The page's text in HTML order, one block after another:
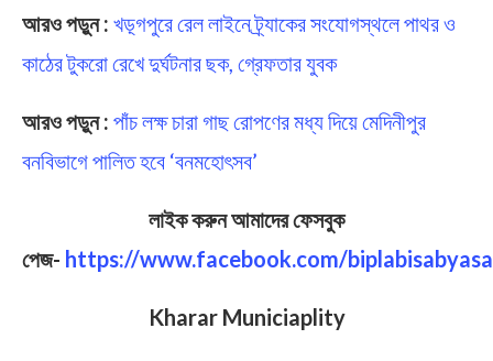
আরও পড়ুন : খড়্গপুরে রেল লাইনে ট্র্যাকের সংযোগস্থলে পাথর ও
কাঠের টুকরো রেখে দুর্ঘটনার ছক, গ্রেফতার যুবক
আরও পড়ুন : পাঁচ লক্ষ চারা গাছ রোপণের মধ্য দিয়ে মেদিনীপুর
বনবিভাগে পালিত হবে ‘বনমহোৎসব’
লাইক করুন আমাদের ফেসবুক
পেজ- https://www.facebook.com/
Kharar Municiaplity